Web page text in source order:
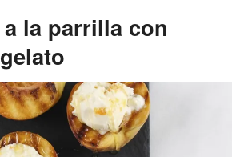
la parrilla con